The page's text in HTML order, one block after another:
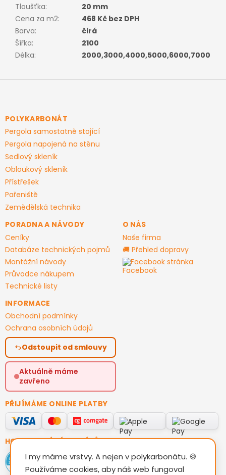
Tloušťka:
20 mm
Cena za m2:
468 Kč bez DPH
Barva:
čirá
Šířka:
2100
Délka: 2000,3000,4000,5000,6000,7000
Z
aPOLYKARBONÁT
Pergola samostatně stojící
Pergola napojená na stěnu
Sedlový skleník
Obloukový skleník
Přístřešek
Pařeniště
Zemědělská technika
PORADNA A NÁVODY
Ceníky
Databáze technických pojmů
Montážní návody
Průvodce nákupem
Technické listy
O NÁS
Naše firma
🚚 Přehled dopravy
Facebook stránka
INFORMACE
Obchodní podmínky
Ochrana osobních údajů
Odstoupit od smlouvy
Aktuálně máme
zavřeno
PŘIJÍMÁME ONLINE PLATBY
HODNOCENÍ ZÁKAZNÍKŮ
I my máme vrstvy. A nejen v polykarbonátu. 🍪
Používáme cookies, aby náš web fungoval